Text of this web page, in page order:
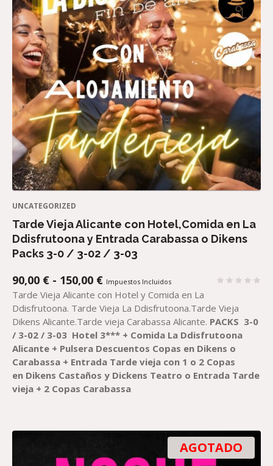
UNCATEGORIZED
Tarde Vieja Alicante con Hotel,Comida en La
Ddisfrutoona y Entrada Carabassa o Dikens
Packs 3-0 / 3-02 / 3-03
90,00 € - 150,00 €RANGO
DE
PRECIOS:
DESDE
90,00 €
HASTA
150,00 €
Impuestos Incluidos
Tarde Vieja Alicante con Hotel y Comida en La
Ddisfrutoona. Tarde Vieja La Ddisfrutoona.Tarde Vieja
Dikens Alicante.Tarde vieja Carabassa Alicante. PACKS 3-0
/ 3-02 / 3-03 Hotel 3*** + Comida La Ddisfrutoona
Alicante + Pulsera Descuentos Copas en Dikens o
Carabassa + Entrada Tarde vieja con 1 o 2 Copas
en Dikens Castaños y Dickens Teatro o Entrada Tarde
vieja + 2 Copas Carabassa
AGOTADO